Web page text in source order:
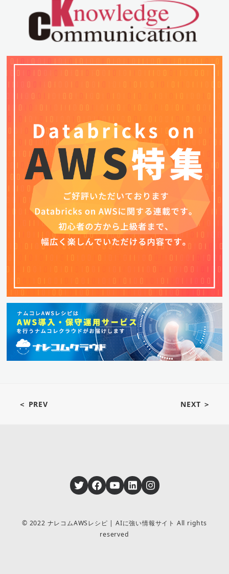
＜ PREV NEXT ＞
Twitter Facebook YouTube LinkedIn Instagram
© 2022 ナレコムAWSレシピ | AIに強い情報サイト All rights
reserved